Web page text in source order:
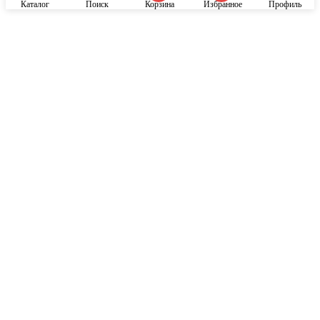
Каталог Поиск Корзина
Избранное
Профиль